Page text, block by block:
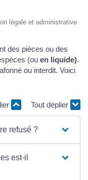
légale et administrative
des pièces ou des
(ou en liquide).
ou interdit. Voici
Tout déplier
refusé ?
est-il